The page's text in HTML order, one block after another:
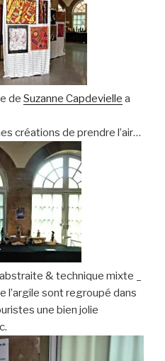
de Suzanne Capdevielle a
créations de prendre l’air…
& technique mixte _
l’argile sont regroupé dans
une bien jolie